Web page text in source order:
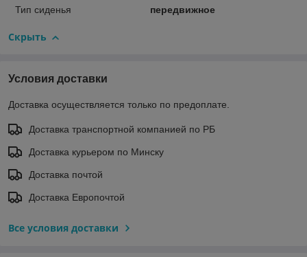
Тип сиденья передвижное
Скрыть
Условия доставки
Доставка осуществляется только по предоплате.
Доставка транспортной компанией по РБ
Доставка курьером по Минску
Доставка почтой
Доставка Европочтой
Все условия доставки